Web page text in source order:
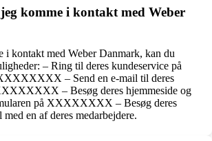
komme i kontakt med Weber
i kontakt med Weber Danmark, kan du
– Ring til deres kundeservice på
– Send en e-mail til deres
– Besøg deres hjemmeside og
på XXXXXXXX – Besøg deres
en af deres medarbejdere.